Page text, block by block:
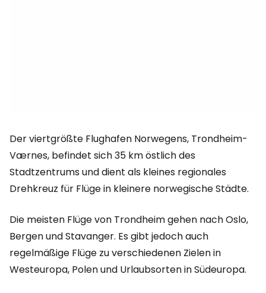
Der viertgrößte Flughafen Norwegens, Trondheim-
Værnes, befindet sich 35 km östlich des
Stadtzentrums und dient als kleines regionales
Drehkreuz für Flüge in kleinere norwegische Städte.
Die meisten Flüge von Trondheim gehen nach Oslo,
Bergen und Stavanger. Es gibt jedoch auch
regelmäßige Flüge zu verschiedenen Zielen in
Westeuropa, Polen und Urlaubsorten in Südeuropa.